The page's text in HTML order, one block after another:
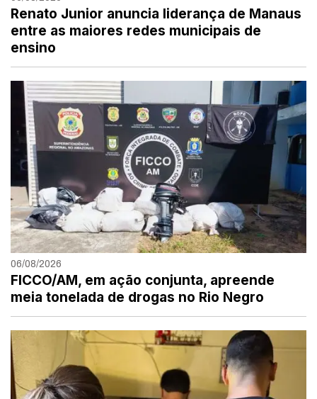
Renato Junior anuncia liderança de Manaus
entre as maiores redes municipais de
ensino
06/08/2026
FICCO/AM, em ação conjunta, apreende
meia tonelada de drogas no Rio Negro